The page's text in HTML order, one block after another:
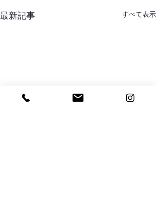
最新記事 すべて表示